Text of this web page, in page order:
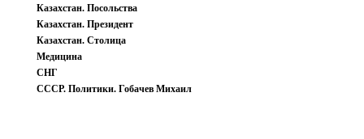
Казахстан. Посольства
Казахстан. Президент
Казахстан. Столица
Медицина
СНГ
СССР. Политики. Гобачев Михаил